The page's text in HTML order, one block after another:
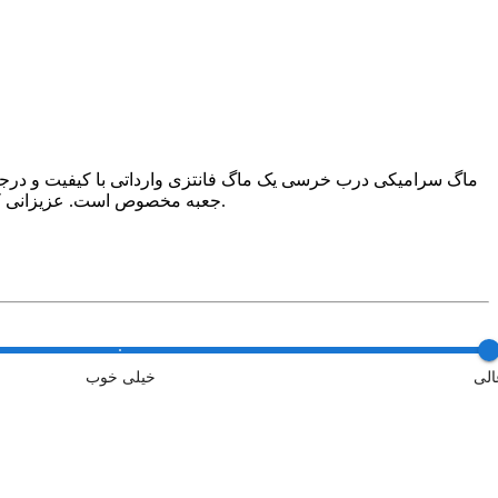
جعبه مخصوص است. عزیزانی که عاشق ماگ هستند و کلکسیون ماگ دارن این مدل از دست ندید،همچنین گزینه مناسبی برای هدیه دادن به دوستان و عزیزانتان هم هست.
خیلی خوب